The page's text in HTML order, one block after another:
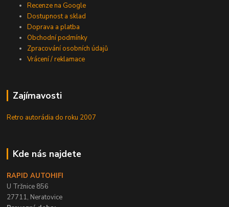
Recenze na Google
Dostupnost a sklad
Doprava a platba
Obchodní podmínky
Zpracování osobních údajů
Vrácení / reklamace
Zajímavosti
Retro autorádia do roku 2007
Kde nás najdete
RAPID AUTOHIFI
U Tržnice 856
27711, Neratovice